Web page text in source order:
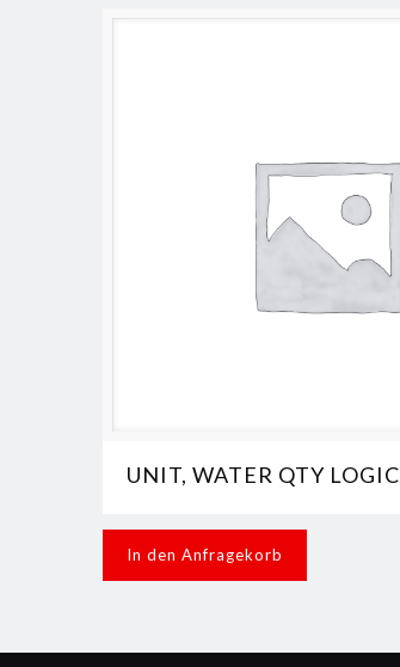
UNIT, WATER QTY LOGIC
In den Anfragekorb